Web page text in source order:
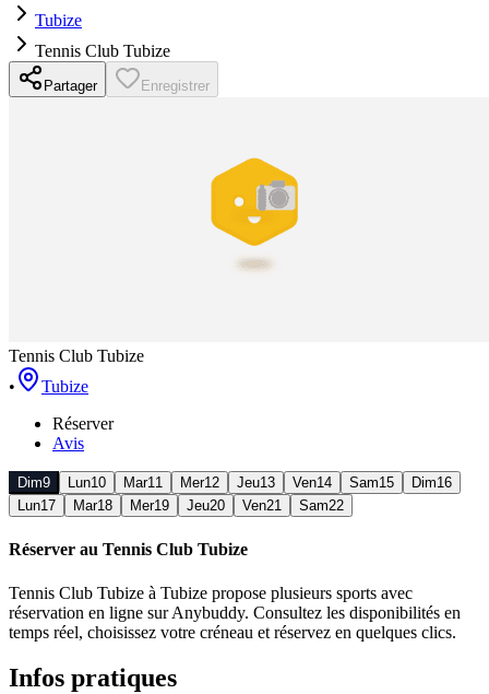
Tubize
Tennis Club Tubize
Partager Enregistrer
Tennis Club Tubize
•
Tubize
Réserver
Avis
Dim9 Lun10 Mar11 Mer12 Jeu13 Ven14 Sam15 Dim16
Lun17 Mar18 Mer19 Jeu20 Ven21 Sam22
Réserver au Tennis Club Tubize
Tennis Club Tubize à Tubize propose plusieurs sports avec
réservation en ligne sur Anybuddy. Consultez les disponibilités en
temps réel, choisissez votre créneau et réservez en quelques clics.
Infos pratiques